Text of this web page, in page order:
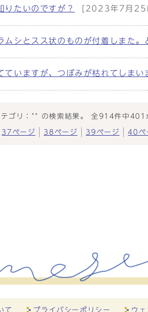
りたいのですが？ [2023年7月25
ムシとスス状のものが付着しまた。
ていますが、つぼみが枯れてしまい
ゴリ："" の検索結果。 全914件中401
37ページ 38ページ 39ページ 40ペ
て プライバシーポリシー ウ